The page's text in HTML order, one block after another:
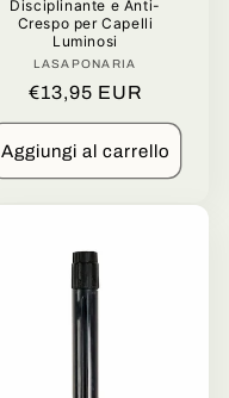
Disciplinante e Anti-
Crespo per Capelli
Luminosi
Produttore:
LASAPONARIA
Prezzo
di
listino
€13,95 EUR
Aggiungi al carrello